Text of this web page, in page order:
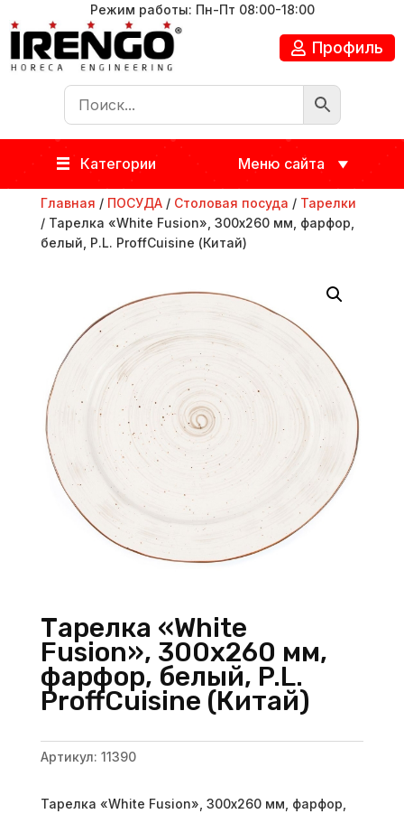
Режим работы: Пн-Пт 08:00-18:00
Профиль
Категории Меню сайта
Главная / ПОСУДА/ Столовая посуда / Тарелки
/ Тарелка «White Fusion», 300х260 мм, фарфор,
белый, P.L. ProffСuisine (Китай)
Тарелка «White
Fusion», 300х260 мм,
фарфор, белый, P.L.
ProffСuisine (Китай)
Артикул: 11390
Тарелка «White Fusion», 300х260 мм, фарфор,